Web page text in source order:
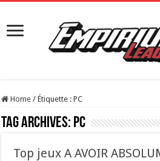
Home / Étiquette :PC
Tag Archives: PC
Top jeux A AVOIR